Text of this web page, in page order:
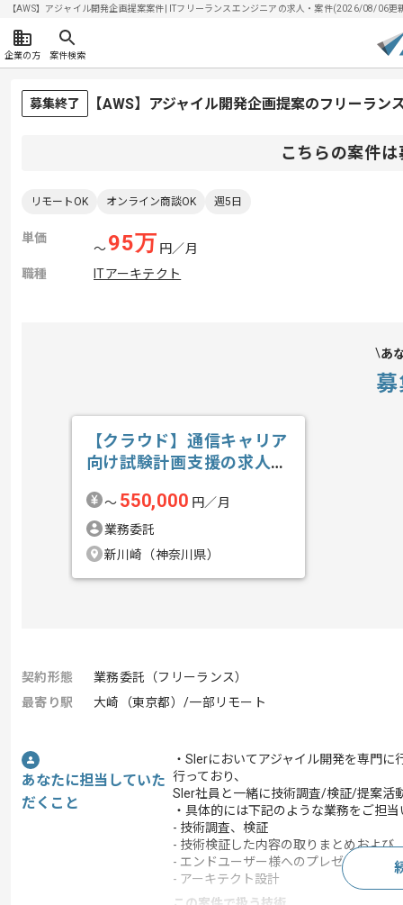
【AWS】アジャイル開発企画提案案件| ITフリーランスエンジニアの求人・案件(2026/08/06更
企業の方 案件検索
募集終了 【AWS】アジャイル開発企画提案のフリーラン
こちらの案件
リモートOK オンライン商談OK 週5日
単価
〜95万 円／月
職種
ITアーキテクト
あ
【クラウド】通信キャリア
向け試験計画支援の求人・
〜 550,000 円／月
業務委託
新川崎（神奈川県）
契約形態
業務委託（フリーランス）
最寄り駅
大崎（東京都）/一部リモート
あなたに担当していた
だくこと
・SIerにおいてアジャイル開発を専門
行っており、
SIer社員と一緒に技術調査/検証/提案活
・具体的には下記のような業務をご担
- 技術調査、検証
- 技術検証した内容の取りまとめおよび
- エンドユーザー様へのプレゼンに使用
- アーキテクト設計